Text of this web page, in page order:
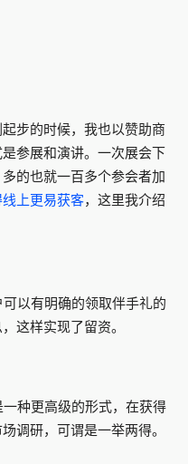
步的时候，我也以赞助商
参展和演讲。一次展会下
的也就一百多个参会者加
上更易获客，这里我介绍
以有明确的领取伴手礼的
这样实现了留资。
种更高级的形式，在获得
调研，可谓是一举两得。